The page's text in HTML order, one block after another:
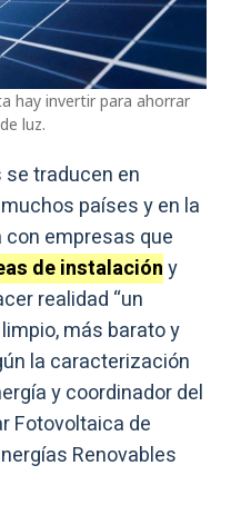
hay invertir para ahorrar
luz.
traducen en
países y en la
empresas que
de instalacióny
realidad “un
más barato y
la caracterización
y coordinador del
Fotovoltaica de
Renovables